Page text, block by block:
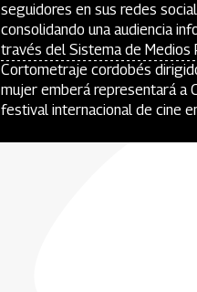
seguidores en sus redes
consolidando una audiencia
través del Sistema de Medios
Cortometraje cordobés
mujer emberá representará a
festival internacional de cine